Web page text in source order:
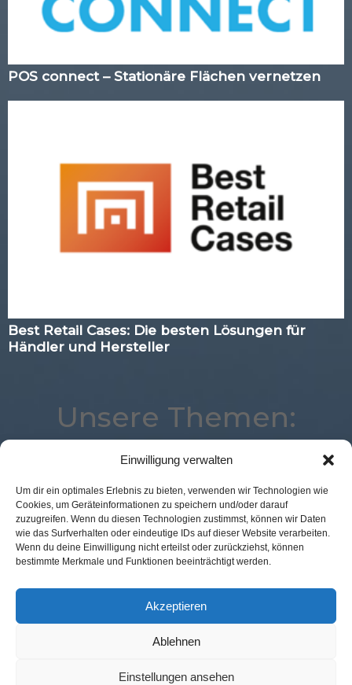
Einwilligung verwalten
Um dir ein optimales Erlebnis zu bieten, verwenden wir Technologien wie
Cookies, um Geräteinformationen zu speichern und/oder darauf
zuzugreifen. Wenn du diesen Technologien zustimmst, können wir Daten
wie das Surfverhalten oder eindeutige IDs auf dieser Website verarbeiten.
Wenn du deine Einwilligung nicht erteilst oder zurückziehst, können
bestimmte Merkmale und Funktionen beeinträchtigt werden.
Akzeptieren
Ablehnen
Einstellungen ansehen
POS connect – Stationäre Flächen vernetzen
Best Retail Cases: Die besten Lösungen für
Händler und Hersteller
Unsere Themen:
Kassenlose Läden Künstliche Intelligenz
Mobile
Voice
eCommerce Loyalty
Digital
Augmented Reality
Payment
Advertising
Commerce
Marketing
Analytics
POS Connect
Kontakt Redaktion Impressum Datenschutz